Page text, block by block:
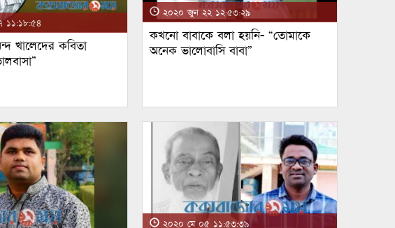
১১:১৮:৫৪
খালেদের কবিতা
২০২০ জুন ২২ ১২:৫৩:২৯
কখনো বাবাকে বলা হয়নি- “তোমাকে
অনেক ভালোবাসি বাবা”
২০২০ মে ০৫ ১১:৫৩:৩৯